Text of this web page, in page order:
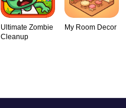
Ultimate Zombie
Cleanup
My Room Decor